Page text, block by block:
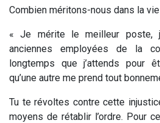
Combien méritons-nous dans la
« Je mérite le meilleur poste,
anciennes employées de la
longtemps que j’attends pour
qu’une autre me prend tout
Tu te révoltes contre cette
moyens de rétablir l’ordre. Pour